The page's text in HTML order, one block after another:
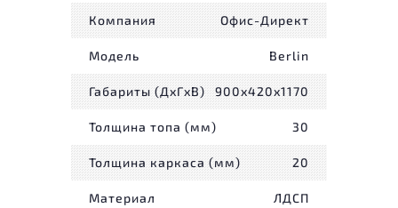
Компания Офис-Директ
Модель Berlin
Габариты (ДxГxВ) 900x420x1170
Толщина топа (мм) 30
Толщина каркаса (мм) 20
Материал ЛДСП